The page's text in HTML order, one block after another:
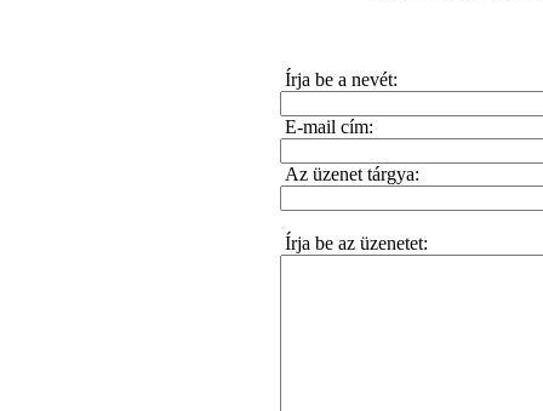
Írja be a nevét:
E-mail cím:
Az üzenet tárgya:
Írja be az üzenetet: